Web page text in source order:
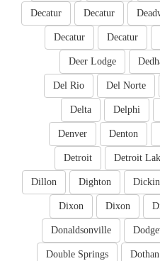
Decatur
Decatur
Decatur
Decatur
Deer Lodge
Del Norte
Del Rio
Delphi
Delta
Denton
Denver
Detroit
Detroit
Dighton
Dillon
Dixon
Dixon
Donaldsonville
Dothan
Double Springs